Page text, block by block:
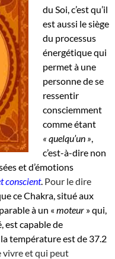
du Soi, c’est qu’il
est aussi le siège
du processus
énergétique qui
permet à une
personne de se
ressentir
consciemment
comme étant
« quelqu’un »
c’est-à-dire non
et d’émotions
conscient. Pour le dire
ce Chakra, situé aux
à un « moteur » qui,
est capable de
température est de 37.2
vivre et qui peut